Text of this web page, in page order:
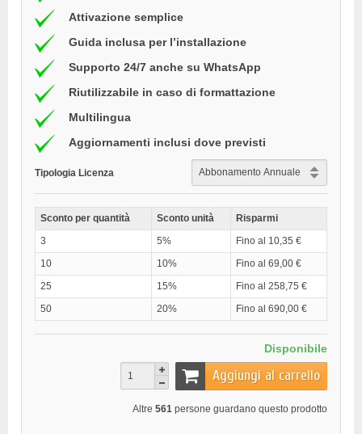
Attivazione semplice
Guida inclusa per l’installazione
Supporto 24/7 anche su WhatsApp
Riutilizzabile in caso di formattazione
Multilingua
Aggiornamenti inclusi dove previsti
Tipologia Licenza
Sconto per quantità Sconto unità
Risparmi
3
5%
Fino al 10,35 €
10
10%
Fino al 69,00 €
25
15%
Fino al 258,75 €
50
20% Fino al 690,00 €
Disponibile
Aggiungi al carrello
Altre 561 persone guardano questo prodotto